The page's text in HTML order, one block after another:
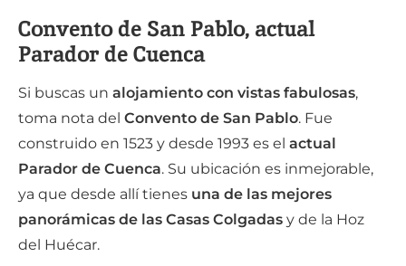
Convento de San Pablo, actual
Parador de Cuenca
Si buscas un alojamiento con vistas fabulosas,
toma nota del Convento de San Pablo. Fue
construido en 1523 y desde 1993 es el actual
Parador de Cuenca. Su ubicación es inmejorable,
ya que desde allí tienes una de las mejores
panorámicas de las Casas Colgadas y de la Hoz
del Huécar.